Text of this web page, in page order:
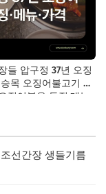
들 압구정 37년 오징
목 오징어불고기 오
징어볶음 특징·메뉴·
선간장 생들기름